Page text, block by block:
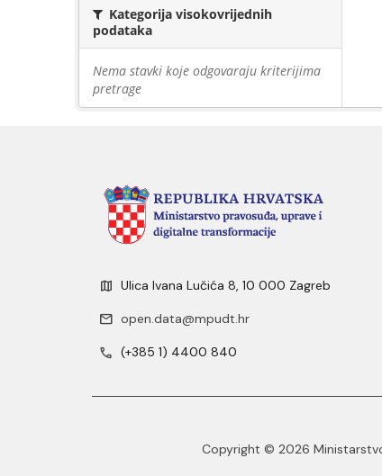
Kategorija visokovrijednih
podataka
Nema stavki koje odgovaraju kriterijima
pretrage